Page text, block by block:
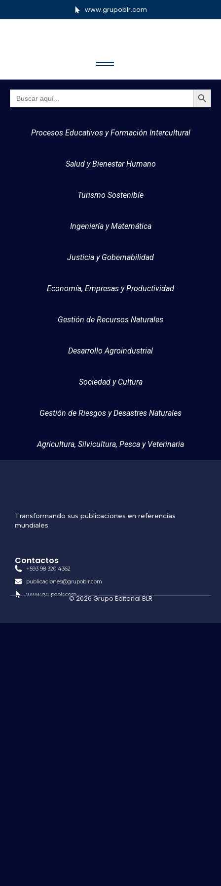
www.grupoblr.com
Buscar: Botón
Procesos Educativos y Formación Intercultural
Salud y Bienestar Humano
Turismo Sostenible
Ingeniería y Matemática
Justicia y Gobernabilidad
Economía, Empresas y Productividad
Gestión de Recursos Naturales
Desarrollo Agroindustrial
Sociedad y Cultura
Gestión de Riesgos y Desastres Naturales
Agricultura, Silvicultura, Pesca y Veterinaria
Transformando sus publicaciones en referencias
mundiales.
Contactos
+593 98 320 4362
publicaciones@grupoblr.com
www.grupoblr.com© 2026 Grupo Editorial BLR